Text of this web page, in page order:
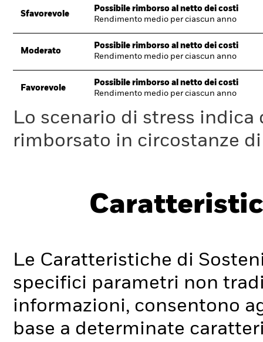
Sfavorevole
Possibile rimborso al netto dei costi
Rendimento medio per ciascun anno
Moderato
Possibile rimborso al netto dei costi
Rendimento medio per ciascun anno
Favorevole
Possibile rimborso al netto dei costi
Rendimento medio per ciascun anno
Lo scenario di stress
rimborsato in circostanze
Le Caratteristiche di
specifici parametri non
informazioni, consentono
base a determinate